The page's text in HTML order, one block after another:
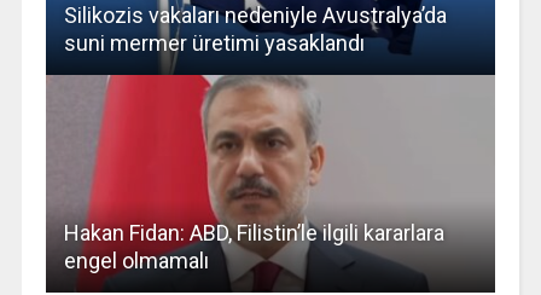
Silikozis vakaları nedeniyle Avustralya’da
suni mermer üretimi yasaklandı
Hakan Fidan: ABD, Filistin’le ilgili kararlara
engel olmamalı